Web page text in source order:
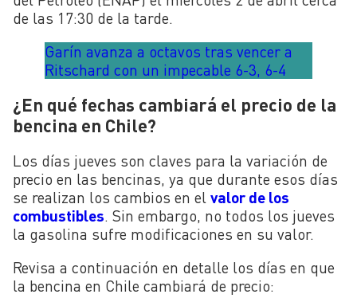
de las 17:30 de la tarde.
Garín avanza a octavos tras vencer a
Ritschard con un impecable 6-3, 6-4
¿En qué fechas cambiará el precio de la
bencina en Chile?
Los días jueves son claves para la variación de
precio en las bencinas, ya que durante esos días
se realizan los cambios en el valor de los
combustibles. Sin embargo, no todos los jueves
la gasolina sufre modificaciones en su valor.
Revisa a continuación en detalle los días en que
la bencina en Chile cambiará de precio: